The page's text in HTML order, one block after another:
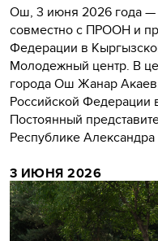
Ош, 3 июня 2026 года
совместно с ПРООН и
Федерации в
Молодежный центр. В
города Ош Жанар
Российской
Постоянный
Республике
3 ИЮНЯ 2026